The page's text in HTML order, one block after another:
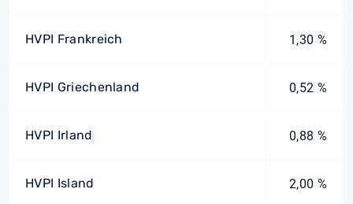
HVPI Frankreich 1,30 %
HVPI Griechenland 0,52 %
HVPI Irland 0,88 %
HVPI Island 2,00 %